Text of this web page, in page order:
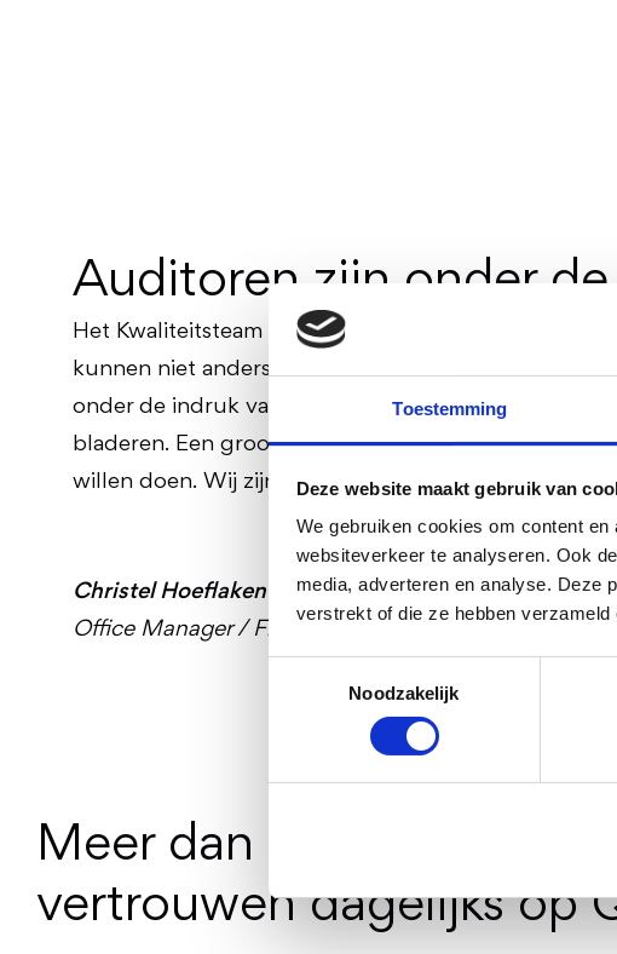
Toestemming
Deze website maakt gebruik van
We gebruiken cookies om content
websiteverkeer te analyseren. Ook
media, adverteren en analyse. Deze
verstrekt of die ze hebben
Noodzakelijk
Auditoren zijn onder
Het Kwaliteitsteam en enkele andere medewerkers
kunnen niet anders concluderen dan dat het
onder de indruk van de mogelijkheden van het
bladeren. Een groot compliment daarnaast aan de
willen doen. Wij zijn erg tevreden en kunnen Qlink
Christel Hoeflaken
Office Manager / Finance
Meer dan 40.000
vertrouwen dagelijks op